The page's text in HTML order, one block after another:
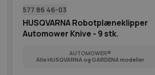
577 86 46-03
HUSQVARNA Robotplæneklipper
Automower Knive - 9 stk.
AUTOMOWER®
Alle HUSQVARNA og GARDENA modeller